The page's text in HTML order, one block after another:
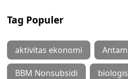
Tag Populer
aktivitas ekonomi Antam
BBM Nonsubsidi biologis